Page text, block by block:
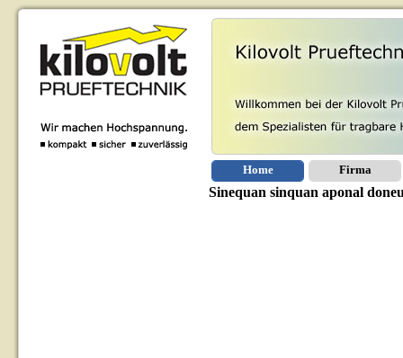
Home Firma
Sinequan sinquan aponal